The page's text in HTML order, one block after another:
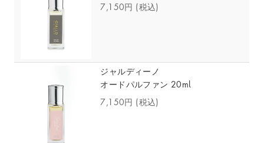
7,150円 (税込)
ジャルディーノ
オードパルファン 20ml
7,150円 (税込)